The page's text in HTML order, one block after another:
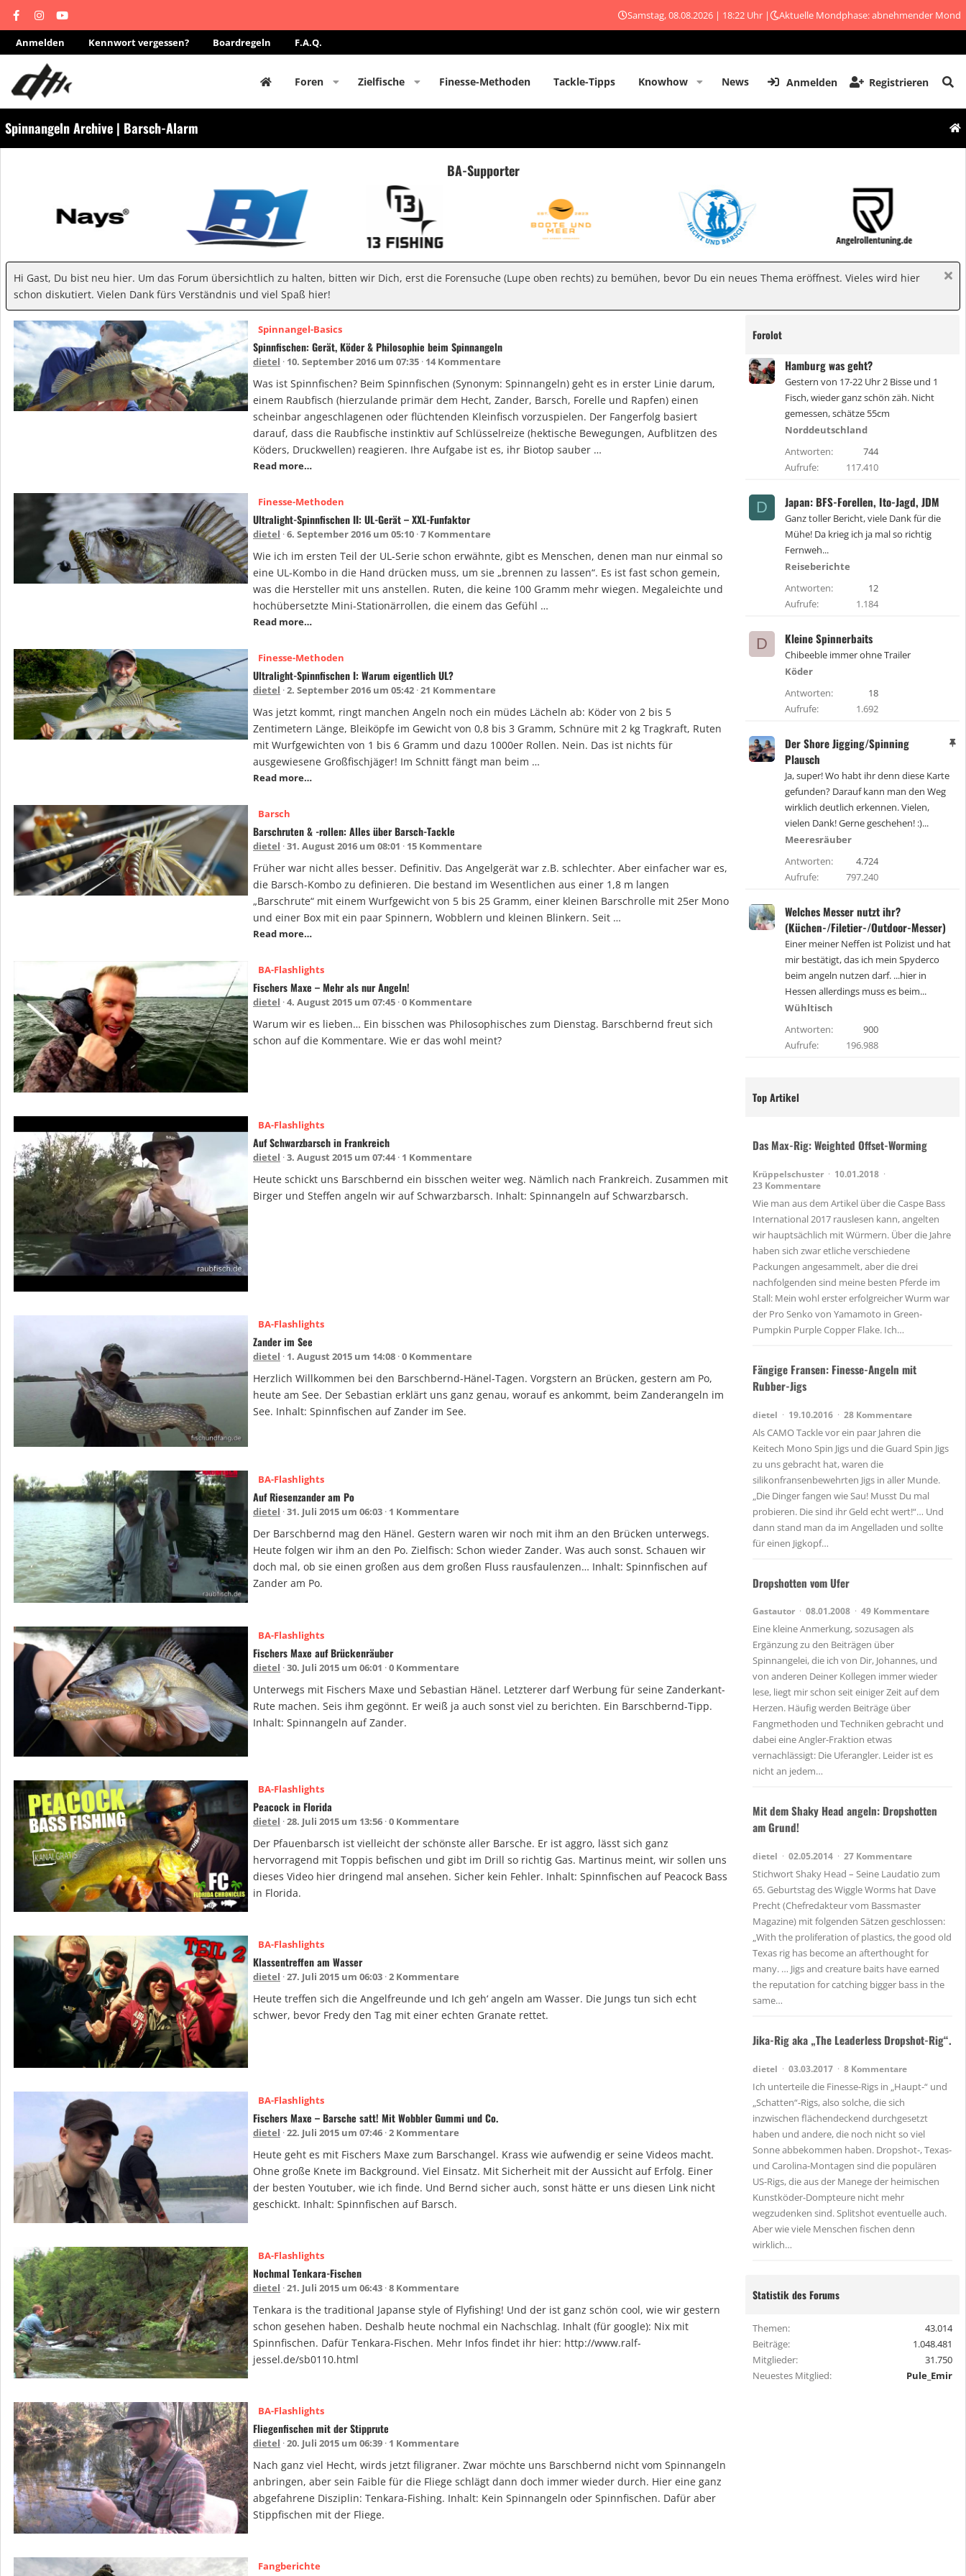
Samstag, 08.08.2026 | 18:22 Uhr | Aktuelle Mondphase: abnehmender Mond
Anmelden Kennwort vergessen? Boardregeln F.A.Q.
Foren Zielfische Finesse-Methoden Tackle-Tipps Knowhow News Anmelden Registrieren
Spinnangeln Archive | Barsch-Alarm
BA-Supporter
Hi Gast, Du bist neu hier. Um das Forum übersichtlich zu halten, bitten wir Dich, erst die Forensuche (Lupe oben rechts) zu bemühen, bevor Du ein neues Thema eröffnest. Vieles wird hier
schon diskutiert. Vielen Dank fürs Verständnis und viel Spaß hier!
Spinnangel-Basics
Spinnfischen: Gerät, Köder & Philosophie beim Spinnangeln
dietel 10. September 2016 um 07:35 14 Kommentare
Was ist Spinnfischen? Beim Spinnfischen (Synonym: Spinnangeln) geht es in erster Linie darum,
einem Raubfisch (hierzulande primär dem Hecht, Zander, Barsch, Forelle und Rapfen) einen
scheinbar angeschlagenen oder flüchtenden Kleinfisch vorzuspielen. Der Fangerfolg basiert
darauf, dass die Raubfische instinktiv auf Schlüsselreize (hektische Bewegungen, Aufblitzen des
Köders, Druckwellen) reagieren. Ihre Aufgabe ist es, ihr Biotop sauber …
Read more…
Finesse-Methoden
Ultralight-Spinnfischen II: UL-Gerät – XXL-Funfaktor
dietel 6. September 2016 um 05:10 7 Kommentare
Wie ich im ersten Teil der UL-Serie schon erwähnte, gibt es Menschen, denen man nur einmal so
eine UL-Kombo in die Hand drücken muss, um sie „brennen zu lassen“. Es ist fast schon gemein,
was die Hersteller mit uns anstellen. Ruten, die keine 100 Gramm mehr wiegen. Megaleichte und
hochübersetzte Mini-Stationärrollen, die einem das Gefühl …
Read more…
Finesse-Methoden
Ultralight-Spinnfischen I: Warum eigentlich UL?
dietel 2. September 2016 um 05:42 21 Kommentare
Was jetzt kommt, ringt manchen Angeln noch ein müdes Lächeln ab: Köder von 2 bis 5
Zentimetern Länge, Bleiköpfe im Gewicht von 0,8 bis 3 Gramm, Schnüre mit 2 kg Tragkraft, Ruten
mit Wurfgewichten von 1 bis 6 Gramm und dazu 1000er Rollen. Nein. Das ist nichts für
ausgewiesene Großfischjäger! Im Schnitt fängt man beim …
Read more…
Barsch
Barschruten & -rollen: Alles über Barsch-Tackle
dietel 31. August 2016 um 08:01 15 Kommentare
Früher war nicht alles besser. Definitiv. Das Angelgerät war z.B. schlechter. Aber einfacher war es,
die Barsch-Kombo zu definieren. Die bestand im Wesentlichen aus einer 1,8 m langen
„Barschrute“ mit einem Wurfgewicht von 5 bis 25 Gramm, einer kleinen Barschrolle mit 25er Mono
und einer Box mit ein paar Spinnern, Wobblern und kleinen Blinkern. Seit …
Read more…
BA-Flashlights
Fischers Maxe – Mehr als nur Angeln!
dietel 4. August 2015 um 07:45 0 Kommentare
Warum wir es lieben… Ein bisschen was Philosophisches zum Dienstag. Barschbernd freut sich
schon auf die Kommentare. Wie er das wohl meint?
BA-Flashlights
Auf Schwarzbarsch in Frankreich
dietel 3. August 2015 um 07:44 1 Kommentare
Heute schickt uns Barschbernd ein bisschen weiter weg. Nämlich nach Frankreich. Zusammen mit
Birger und Steffen angeln wir auf Schwarzbarsch. Inhalt: Spinnangeln auf Schwarzbarsch.
BA-Flashlights
Zander im See
dietel 1. August 2015 um 14:08 0 Kommentare
Herzlich Willkommen bei den Barschbernd-Hänel-Tagen. Vorgstern an Brücken, gestern am Po,
heute am See. Der Sebastian erklärt uns ganz genau, worauf es ankommt, beim Zanderangeln im
See. Inhalt: Spinnfischen auf Zander im See.
BA-Flashlights
Auf Riesenzander am Po
dietel 31. Juli 2015 um 06:03 1 Kommentare
Der Barschbernd mag den Hänel. Gestern waren wir noch mit ihm an den Brücken unterwegs.
Heute folgen wir ihm an den Po. Zielfisch: Schon wieder Zander. Was auch sonst. Schauen wir
doch mal, ob sie einen großen aus dem großen Fluss rausfaulenzen… Inhalt: Spinnfischen auf
Zander am Po.
BA-Flashlights
Fischers Maxe auf Brückenräuber
dietel 30. Juli 2015 um 06:01 0 Kommentare
Unterwegs mit Fischers Maxe und Sebastian Hänel. Letzterer darf Werbung für seine Zanderkant-
Rute machen. Seis ihm gegönnt. Er weiß ja auch sonst viel zu berichten. Ein Barschbernd-Tipp.
Inhalt: Spinnangeln auf Zander.
BA-Flashlights
Peacock in Florida
dietel 28. Juli 2015 um 13:56 0 Kommentare
Der Pfauenbarsch ist vielleicht der schönste aller Barsche. Er ist aggro, lässt sich ganz
hervorragend mit Toppis befischen und gibt im Drill so richtig Gas. Martinus meint, wir sollen uns
dieses Video hier dringend mal ansehen. Sicher kein Fehler. Inhalt: Spinnfischen auf Peacock Bass
in Florida.
BA-Flashlights
Klassentreffen am Wasser
dietel 27. Juli 2015 um 06:03 2 Kommentare
Heute treffen sich die Angelfreunde und Ich geh‘ angeln am Wasser. Die Jungs tun sich echt
schwer, bevor Fredy den Tag mit einer echten Granate rettet.
BA-Flashlights
Fischers Maxe – Barsche satt! Mit Wobbler Gummi und Co.
dietel 22. Juli 2015 um 07:46 2 Kommentare
Heute geht es mit Fischers Maxe zum Barschangel. Krass wie aufwendig er seine Videos macht.
Ohne große Knete im Background. Viel Einsatz. Mit Sicherheit mit der Aussicht auf Erfolg. Einer
der besten Youtuber, wie ich finde. Und Bernd sicher auch, sonst hätte er uns diesen Link nicht
geschickt. Inhalt: Spinnfischen auf Barsch.
BA-Flashlights
Nochmal Tenkara-Fischen
dietel 21. Juli 2015 um 06:43 8 Kommentare
Tenkara is the traditional Japanse style of Flyfishing! Und der ist ganz schön cool, wie wir gestern
schon gesehen haben. Deshalb heute nochmal ein Nachschlag. Inhalt (für google): Nix mit
Spinnfischen. Dafür Tenkara-Fischen. Mehr Infos findet ihr hier: http://www.ralf-
jessel.de/sb0110.html
BA-Flashlights
Fliegenfischen mit der Stipprute
dietel 20. Juli 2015 um 06:39 1 Kommentare
Nach ganz viel Hecht, wirds jetzt filigraner. Zwar möchte uns Barschbernd nicht vom Spinnangeln
anbringen, aber sein Faible für die Fliege schlägt dann doch immer wieder durch. Hier eine ganz
abgefahrene Disziplin: Tenkara-Fishing. Inhalt: Kein Spinnangeln oder Spinnfischen. Dafür aber
Stippfischen mit der Fliege.
Fangberichte
Forolot
Hamburg was geht?
Gestern von 17-22 Uhr 2 Bisse und 1
Fisch, wieder ganz schön zäh. Nicht
gemessen, schätze 55cm
Norddeutschland
Antworten
744
Aufrufe
117.410
D Japan: BFS-Forellen, Ito-Jagd, JDM
Ganz toller Bericht, viele Dank für die
Mühe! Da krieg ich ja mal so richtig
Fernweh...
Reiseberichte
Antworten
12
Aufrufe
1.184
D Kleine Spinnerbaits
Chibeeble immer ohne Trailer
Köder
Antworten
18
Aufrufe
1.692
A
Der Shore Jigging/Spinning
Plausch
Ja, super! Wo habt ihr denn diese Karte
gefunden? Darauf kann man den Weg
wirklich deutlich erkennen. Vielen,
vielen Dank! Gerne geschehen! :)...
Meeresräuber
Antworten
4.724
Aufrufe
797.240
Welches Messer nutzt ihr?
(Küchen-/Filetier-/Outdoor-Messer)
Einer meiner Neffen ist Polizist und hat
mir bestätigt, das ich mein Spyderco
beim angeln nutzen darf. ...hier in
Hessen allerdings muss es beim...
Wühltisch
Antworten
900
Aufrufe
196.988
Top Artikel
Das Max-Rig: Weighted Offset-Worming
Krüppelschuster
10.01.2018
23 Kommentare
Wie man aus dem Artikel über die Caspe Bass
International 2017 rauslesen kann, angelten
wir hauptsächlich mit Würmern. Über die Jahre
haben sich zwar etliche verschiedene
Packungen angesammelt, aber die drei
nachfolgenden sind meine besten Pferde im
Stall: Mein wohl erster erfolgreicher Wurm war
der Pro Senko von Yamamoto in Green-
Pumpkin Purple Copper Flake. Ich…
Fängige Fransen: Finesse-Angeln mit
Rubber-Jigs
dietel 19.10.2016 28 Kommentare
Als CAMO Tackle vor ein paar Jahren die
Keitech Mono Spin Jigs und die Guard Spin Jigs
zu uns gebracht hat, waren die
silikonfransenbewehrten Jigs in aller Munde.
„Die Dinger fangen wie Sau! Musst Du mal
probieren. Die sind ihr Geld echt wert!“… Und
dann stand man da im Angelladen und sollte
für einen Jigkopf…
Dropshotten vom Ufer
Gastautor 08.01.2008 49 Kommentare
Eine kleine Anmerkung, sozusagen als
Ergänzung zu den Beiträgen über
Spinnangelei, die ich von Dir, Johannes, und
von anderen Deiner Kollegen immer wieder
lese, liegt mir schon seit einiger Zeit auf dem
Herzen. Häufig werden Beiträge über
Fangmethoden und Techniken gebracht und
dabei eine Angler-Fraktion etwas
vernachlässigt: Die Uferangler. Leider ist es
nicht an jedem…
Mit dem Shaky Head angeln: Dropshotten
am Grund!
dietel 02.05.2014 27 Kommentare
Stichwort Shaky Head – Seine Laudatio zum
65. Geburtstag des Wiggle Worms hat Dave
Precht (Chefredakteur vom Bassmaster
Magazine) mit folgenden Sätzen geschlossen:
„With the proliferation of plastics, the good old
Texas rig has become an afterthought for
many. … Jigs and creature baits have earned
the reputation for catching bigger bass in the
same…
Jika-Rig aka „The Leaderless Dropshot-Rig“.
dietel 03.03.2017 8 Kommentare
Ich unterteile die Finesse-Rigs in „Haupt-“ und
„Schatten“-Rigs, also solche, die sich
inzwischen flächendeckend durchgesetzt
haben und andere, die noch nicht so viel
Sonne abbekommen haben. Dropshot-, Texas-
und Carolina-Montagen sind die populären
US-Rigs, die aus der Manege der heimischen
Kunstköder-Dompteure nicht mehr
wegzudenken sind. Splitshot eventuelle auch.
Aber wie viele Menschen fischen denn
wirklich…
Statistik des Forums
Themen
43.014
Beiträge
1.048.481
Mitglieder
31.750
Neuestes Mitglied
Pule_Emir